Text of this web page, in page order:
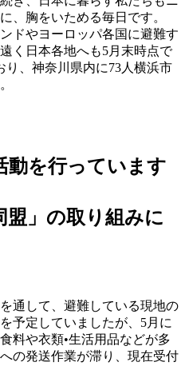
、胸をいためる毎日です。
ドやヨーロッパ各国に避難す
く日本各地へも5月末時点で
り、神奈川県内に73人横浜市
動を行っています
」の取り組みに
通して、避難している現地の
予定していましたが、5月に
料や衣類•生活用品などが多
の発送作業が滞り、現在受付